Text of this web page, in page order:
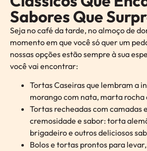
Sabores Que
Seja no café da tarde, no almoço de
momento em que você só quer um
nossas opções estão sempre à sua
você vai encontrar:
Tortas Caseiras que lembram a
morango com nata, marta rocha
Tortas recheadas com camadas
cremosidade e sabor: torta
brigadeiro e outros deliciosos
Bolos e tortas prontos para